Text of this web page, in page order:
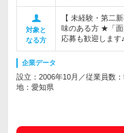
対象と
なる方
【 未経験・第二
味のある方 ★「面
応募も歓迎します♪
企業データ
設立：2006年10月／従業員数
地：愛知県